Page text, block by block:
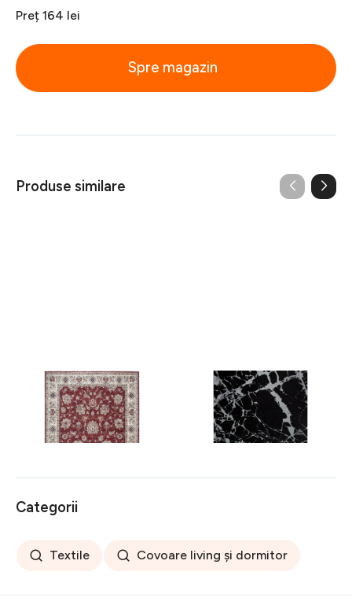
Preț 164 lei
Spre magazin
Produse similare
Covor rezistent Eko, ALT
05 - Red, Ivory, 100%
poliester, 80 x 150 cm
256 lei
Covor rezistent SM 21 -
Black, Silver XW, 80x300
441 lei
Categorii
Textile Covoare living și dormitor